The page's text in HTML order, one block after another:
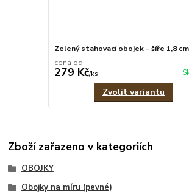
Zelený stahovací obojek - šíře 1,8 cm
cena od
279 Kč/ks
Zvolit variantu
Zboží zařazeno v kategoriích
OBOJKY
Obojky na míru (pevné)